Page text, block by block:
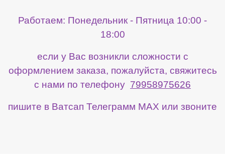
Работаем: Понедельник - Пятница 10:00 -
18:00
если у Вас возникли сложности с
оформлением заказа, пожалуйста, свяжитесь
с нами по телефону 79958975626
пишите в Ватсап Телеграмм МАХ или звоните